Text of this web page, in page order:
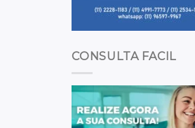
CONSULTA FACIL